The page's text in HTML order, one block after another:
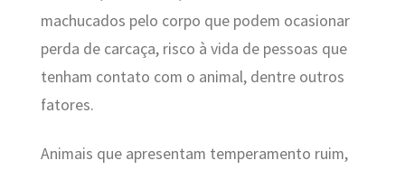
machucados pelo corpo que podem ocasionar
perda de carcaça, risco à vida de pessoas que
tenham contato com o animal, dentre outros
fatores.
Animais que apresentam temperamento ruim,